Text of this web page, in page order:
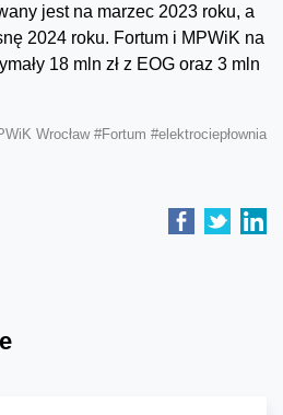
jest na marzec 2023 roku, a
2024 roku. Fortum i MPWiK na
18 mln zł z EOG oraz 3 mln
Wrocław #Fortum #elektrociepłownia